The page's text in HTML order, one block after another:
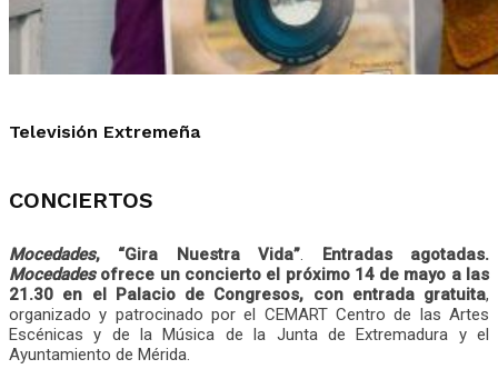
Televisión Extremeña
CONCIERTOS
Mocedades, “Gira Nuestra Vida”. Entradas agotadas.
Mocedadesofrece un concierto el próximo 14 de mayo a las
21.30 en el Palacio de Congresos, con entrada gratuita,
organizado y patrocinado por el CEMART Centro de las Artes
Escénicas y de la Música de la Junta de Extremadura y el
Ayuntamiento de Mérida.